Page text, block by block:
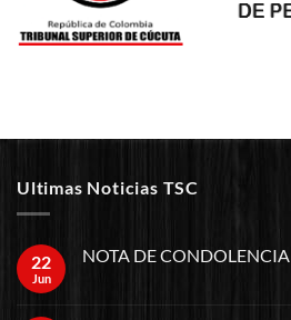
Ultimas Noticias TSC
22
Jun
NOTA DE CONDOLENCIA